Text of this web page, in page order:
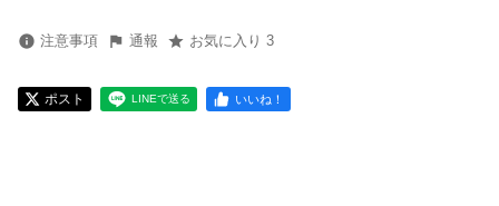
注意事項 通報 お気に入り 3
ポスト LINEで送る いいね！